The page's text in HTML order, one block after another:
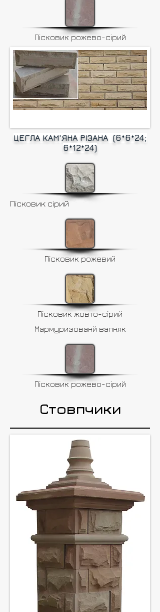
Пісковик рожево-сірий
ЦЕГЛА КАМ'ЯНА РІЗАНА (6*6*24;
6*12*24)
Пісковик сірий
Пісковик рожевий
Пісковик жовто-сірий
Мармуризованй вапняк
Пісковик рожево-сірий
Стовпчики